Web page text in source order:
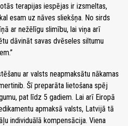
terapijas iespējas ir izsmeltas,
esam uz nāves sliekšņa. No sirds
ar nežēlīgu slimību, lai viņa arī
dāvināt savas dvēseles siltumu
ar valsts neapmaksātu nākamas
Šī preparāta lietošana spēj
pat līdz 5 gadiem. Lai arī Eiropā
apmaksā valsts, Latvijā tā
individuālā kompensācija. Viena